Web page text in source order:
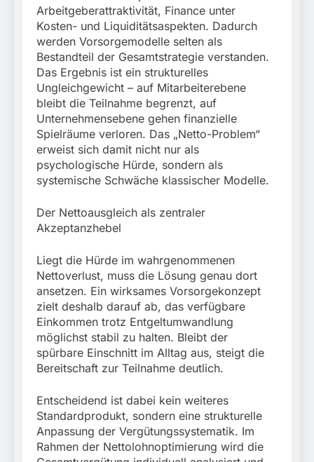
Arbeitgeberattraktivität, Finance unter
Kosten- und Liquiditätsaspekten. Dadurch
werden Vorsorgemodelle selten als
Bestandteil der Gesamtstrategie verstanden.
Das Ergebnis ist ein strukturelles
Ungleichgewicht – auf Mitarbeiterebene
bleibt die Teilnahme begrenzt, auf
Unternehmensebene gehen finanzielle
Spielräume verloren. Das „Netto-Problem“
erweist sich damit nicht nur als
psychologische Hürde, sondern als
systemische Schwäche klassischer Modelle.
Der Nettoausgleich als zentraler
Akzeptanzhebel
Liegt die Hürde im wahrgenommenen
Nettoverlust, muss die Lösung genau dort
ansetzen. Ein wirksames Vorsorgekonzept
zielt deshalb darauf ab, das verfügbare
Einkommen trotz Entgeltumwandlung
möglichst stabil zu halten. Bleibt der
spürbare Einschnitt im Alltag aus, steigt die
Bereitschaft zur Teilnahme deutlich.
Entscheidend ist dabei kein weiteres
Standardprodukt, sondern eine strukturelle
Anpassung der Vergütungssystematik. Im
Rahmen der Nettolohnoptimierung wird die